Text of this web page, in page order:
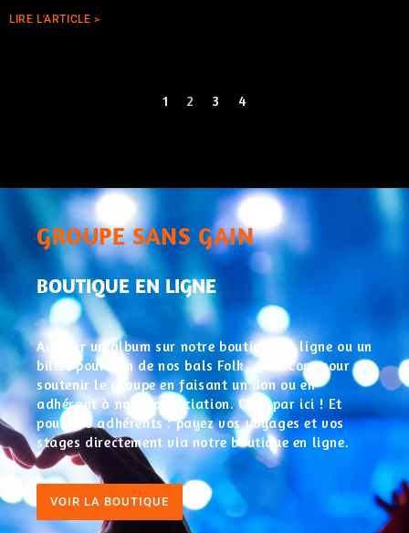
LIRE L'ARTICLE >
1 2 3 4
GROUPE SANS GAIN
BOUTIQUE EN LIGNE
Acheter un album sur notre boutique en ligne ou un
billet pour l’un de nos bals Folk, ou encore pour
soutenir le groupe en faisant un don ou en
adhérant à notre association. C’est par ici ! Et
pour nos adhérents : payez vos voyages et vos
stages directement via notre boutique en ligne.
VOIR LA BOUTIQUE